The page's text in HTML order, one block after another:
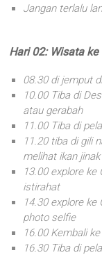
Jangan terlalu
Hari 02: Wisata
08.30 di jemput
10.00 Tiba di
atau gerabah
11.00 Tiba di
11.20 tiba di gili
melihat ikan
13.00 explore
istirahat
14.30 explore
photo selfie
16.00 Kembali
16.30 Tiba di